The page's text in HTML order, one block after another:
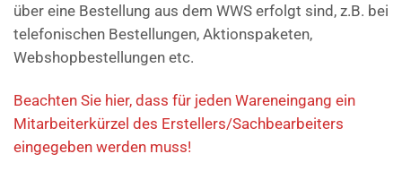
über eine Bestellung aus dem WWS erfolgt sind, z.B. bei
telefonischen Bestellungen, Aktionspaketen,
Webshopbestellungen etc.
Beachten Sie hier, dass für jeden Wareneingang ein
Mitarbeiterkürzel des Erstellers/Sachbearbeiters
eingegeben werden muss!